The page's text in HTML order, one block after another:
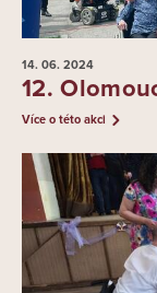
14. 06. 2024
12.
Více o této akci